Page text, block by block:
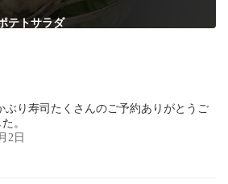
テトサラダ
ぶり寿司たくさんのご予約ありがとうご
。
2日